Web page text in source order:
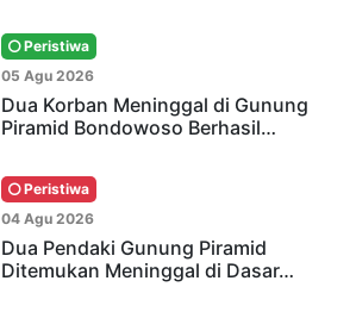
Peristiwa
05 Agu 2026
Dua Korban Meninggal di Gunung
Piramid Bondowoso Berhasil…
Peristiwa
04 Agu 2026
Dua Pendaki Gunung Piramid
Ditemukan Meninggal di Dasar…